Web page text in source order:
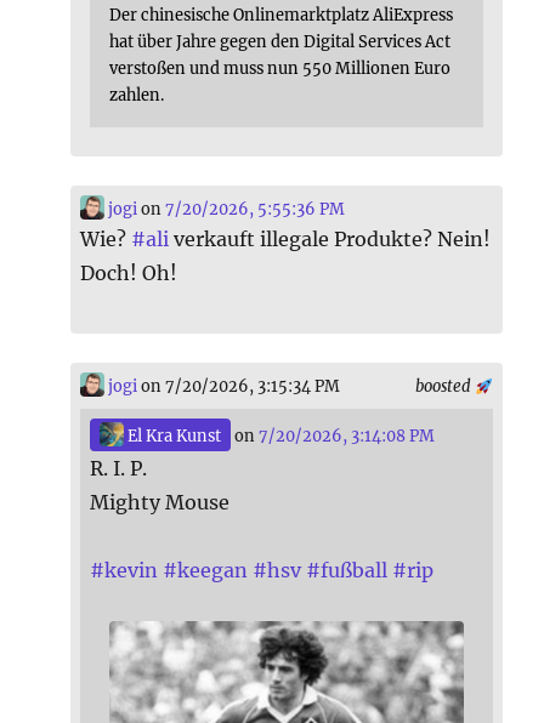
Der chinesische Onlinemarktplatz AliExpress
hat über Jahre gegen den Digital Services Act
verstoßen und muss nun 550 Millionen Euro
zahlen.
jogion7/20/2026, 5:55:36 PM
Wie? #ali verkauft illegale Produkte? Nein!
Doch! Oh!
boosted
jogion 7/20/2026, 3:15:34 PM
El Kra Kunst on7/20/2026, 3:14:08 PM
R. I. P.
Mighty Mouse
#kevin #keegan #hsv #fußball #rip